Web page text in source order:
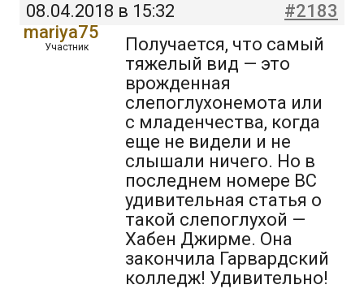
08.04.2018 в 15:32
#2183
mariya75
Участник
Получается, что самый
тяжелый вид — это
врожденная
слепоглухонемота или
с младенчества, когда
еще не видели и не
слышали ничего. Но в
последнем номере ВС
удивительная статья о
такой слепоглухой —
Хабен Джирме. Она
закончила Гарвардский
колледж! Удивительно!